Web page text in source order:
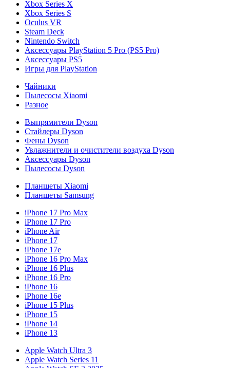
Xbox Series X
Xbox Series S
Oculus VR
Steam Deck
Nintendo Switch
Аксессуары PlayStation 5 Pro (PS5 Pro)
Аксессуары PS5
Игры для PlayStation
Чайники
Пылесосы Xiaomi
Разное
Выпрямители Dyson
Стайлеры Dyson
Фены Dyson
Увлажнители и очистители воздуха Dyson
Аксессуары Dyson
Пылесосы Dyson
Планшеты Xiaomi
Планшеты Samsung
iPhone 17 Pro Max
iPhone 17 Pro
iPhone Air
iPhone 17
iPhone 17e
iPhone 16 Pro Max
iPhone 16 Plus
iPhone 16 Pro
iPhone 16
iPhone 16e
iPhone 15 Plus
iPhone 15
iPhone 14
iPhone 13
Apple Watch Ultra 3
Apple Watch Series 11